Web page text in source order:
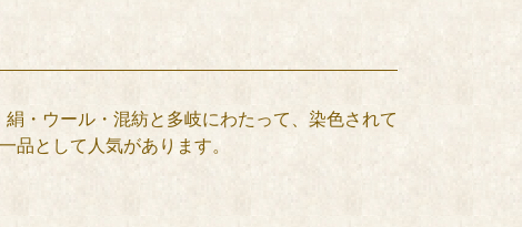
・ウール・混紡と多岐にわたって、染色されて
品として人気があります。